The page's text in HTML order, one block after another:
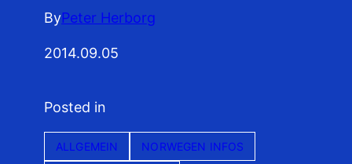
ByPeter Herborg
2014.09.05
Posted in
ALLGEMEIN NORWEGEN INFOS